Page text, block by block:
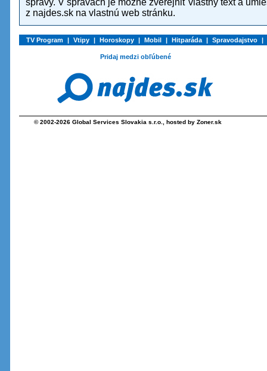
z najdes.sk na vlastnú web stránku.
TV Program | Vtipy | Horoskopy | Mobil | Hitparáda | Spravodajstvo |
Pridaj medzi obľúbené
© 2002-2026 Global Services Slovakia s.r.o. , hosted by Zoner.sk